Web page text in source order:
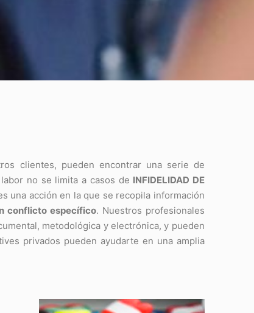
clientes, pueden encontrar una serie de
no se limita a casos de INFIDELIDAD DE
una acción en la que se recopila información
conflicto específico. Nuestros profesionales
metodológica y electrónica, y pueden
privados pueden ayudarte en una amplia